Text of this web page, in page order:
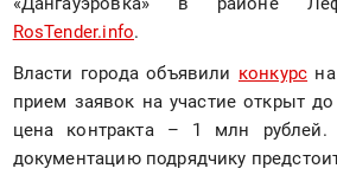
RosTender.info.
Власти города объявили конкурс
прием заявок на участие открыт
цена контракта – 1 млн рублей.
документацию подрядчику